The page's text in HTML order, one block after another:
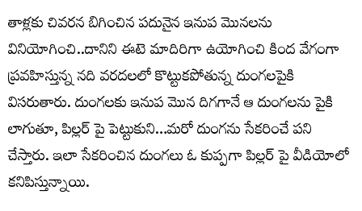
తాళ్లకు చివరన బిగించిన పదునైన ఇనుప మొనలను
వినియోగించి..దానిని ఈటె మాదిరిగా ఉయోగించి కింద వేగంగా
ప్రవహిస్తున్న నది వరదలలో కొట్టుకపోతున్న దుంగలపైకి
విసరుతారు. దుంగలకు ఇనుప మొన దిగగానే ఆ దుంగలను పైకి
లాగుతూ, పిల్లర్ పై పెట్టుకుని…మరో దుంగను సేకరించే పని
చేస్తారు. ఇలా సేకరించిన దుంగలు ఓ కుప్పగా పిల్లర్ పై వీడియోలో
కనిపిస్తున్నాయి.